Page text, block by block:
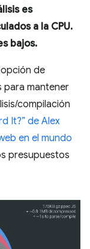
es
a la CPU.
bajos.
de
para mantener
compilación
It?” de Alex
en el mundo
presupuestos